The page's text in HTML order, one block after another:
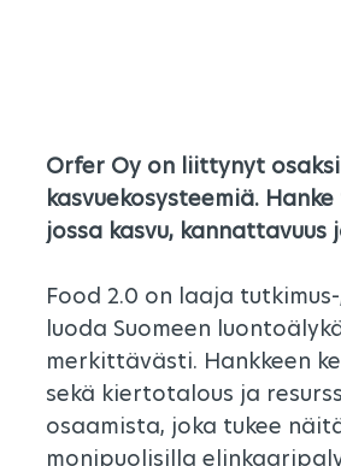
Orfer Oy on liittynyt osaksi
kasvuekosysteemiä.
jossa kasvu,
Food 2.0 on laaja
luoda Suomeen
merkittävästi. Hankkeen
sekä kiertotalous ja
osaamista, joka tukee
monipuolisilla